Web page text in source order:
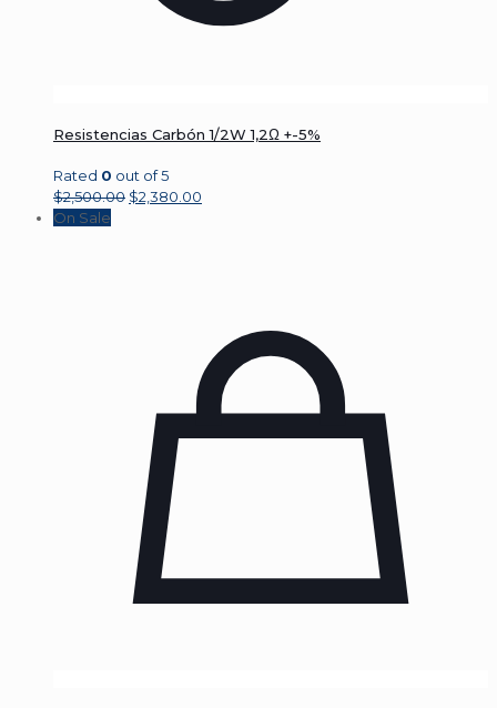
Resistencias Carbón 1/2W 1,2Ω +-5%
Rated 0 out of 5
$2,500.00 $2,380.00
On Sale